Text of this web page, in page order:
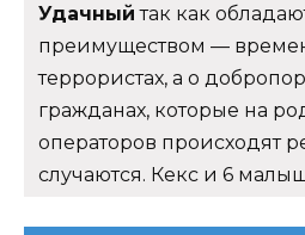
Удачный так как
преимуществом —
террористах, а о
гражданах, которые на
операторов происходят
случаются. Кекс и 6